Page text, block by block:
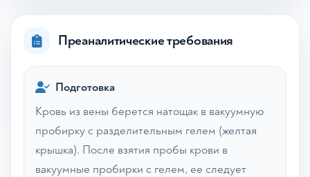
Преаналитические требования
Подготовка
Кровь из вены берется натощак в вакуумную
пробирку с разделительным гелем (желтая
крышка). После взятия пробы крови в
вакуумные пробирки с гелем, ее следует